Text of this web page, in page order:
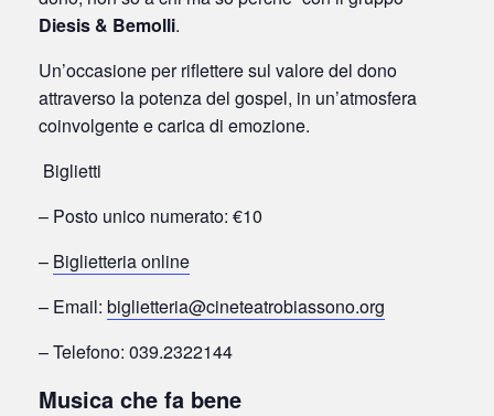
Diesis & Bemolli.
Un’occasione per riflettere sul valore del dono
attraverso la potenza del gospel, in un’atmosfera
coinvolgente e carica di emozione.
️ Biglietti
– Posto unico numerato: €10
– Biglietteria online
– Email: biglietteria@cineteatrobiassono.org
– Telefono: 039.2322144
Musica che fa bene